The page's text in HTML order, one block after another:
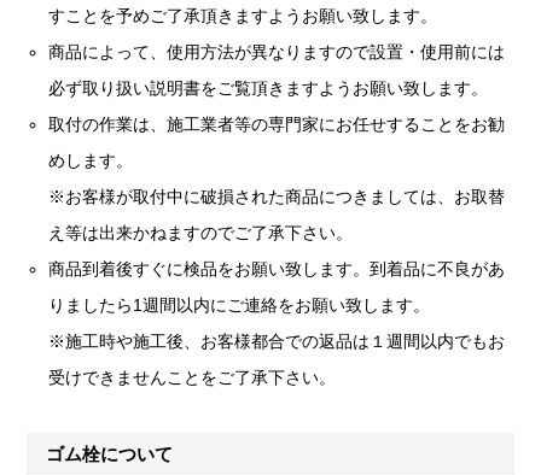
すことを予めご了承頂きますようお願い致します。
商品によって、使用方法が異なりますので設置・使用前には
必ず取り扱い説明書をご覧頂きますようお願い致します。
取付の作業は、施工業者等の専門家にお任せすることをお勧
めします。
※お客様が取付中に破損された商品につきましては、お取替
え等は出来かねますのでご了承下さい。
商品到着後すぐに検品をお願い致します。到着品に不良があ
りましたら1週間以内にご連絡をお願い致します。
※施工時や施工後、お客様都合での返品は１週間以内でもお
受けできませんことをご了承下さい。
ゴム栓について